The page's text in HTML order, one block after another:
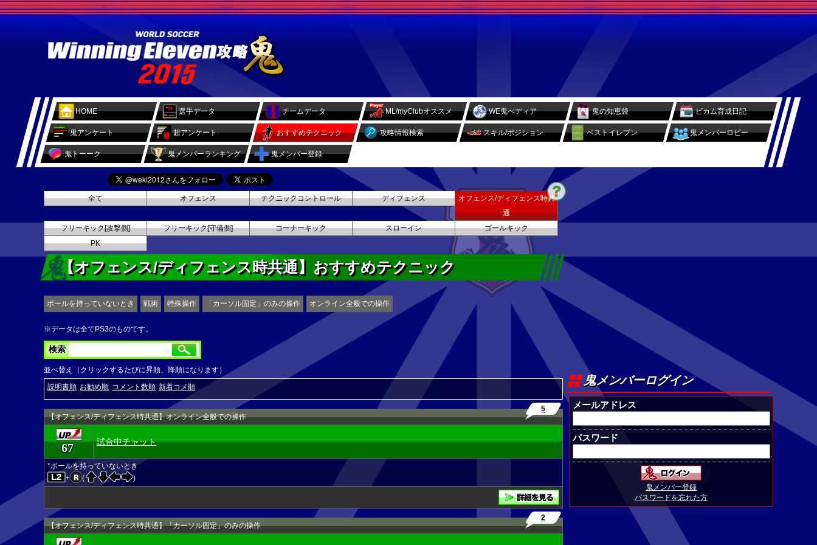
HOME 選手データ チームデータ ML/myClubオススメ WE鬼ぺディア 鬼の知恵袋 ビカム育成日記
鬼アンケート 超アンケート おすすめテクニック 攻略情報検索 スキル/ポジション ベストイレブン 鬼メンバーロビー
鬼トーーク 鬼メンバーランキング 鬼メンバー登録
全て オフェンス テクニックコントロール ディフェンス
オフェンス/ディフェンス時共
通
フリーキック[攻撃側]
フリーキック[守備側] コーナーキック スローイン
ゴールキック
PK
【オフェンス/ディフェンス時共通】おすすめテクニック
ボールを持っていないとき 戦術 特殊操作 「カーソル固定」のみの操作 オンライン全般での操作
※データは全てPS3のものです。
検索
並べ替え（クリックするたびに昇順、降順になります）
説明書順 お勧め順 コメント数順 新着コメ順
【オフェンス/ディフェンス時共通】オンライン全般での操作
5
★67 試合中チャット
*ボールを持っていないとき
+
( )
【オフェンス/ディフェンス時共通】「カーソル固定」のみの操作
2
鬼メンバーログイン
メールアドレス
パスワード
鬼メンバー登録
パスワードを忘れた方